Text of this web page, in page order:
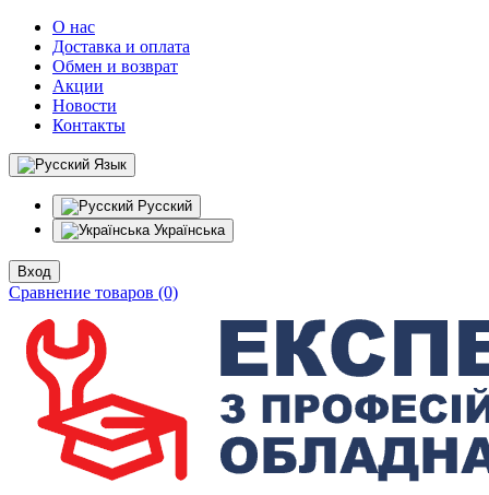
О нас
Доставка и оплата
Обмен и возврат
Акции
Новости
Контакты
Язык
Русский
Українська
Вход
Сравнение товаров (0)